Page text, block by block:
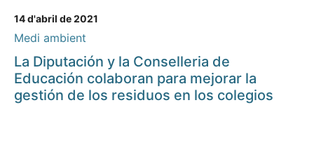
14 d'abril de 2021
Medi ambient
La Diputación y la Conselleria de
Educación colaboran para mejorar la
gestión de los residuos en los colegios